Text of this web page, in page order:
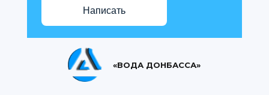
Написать
«ВОДА ДОНБАССА»